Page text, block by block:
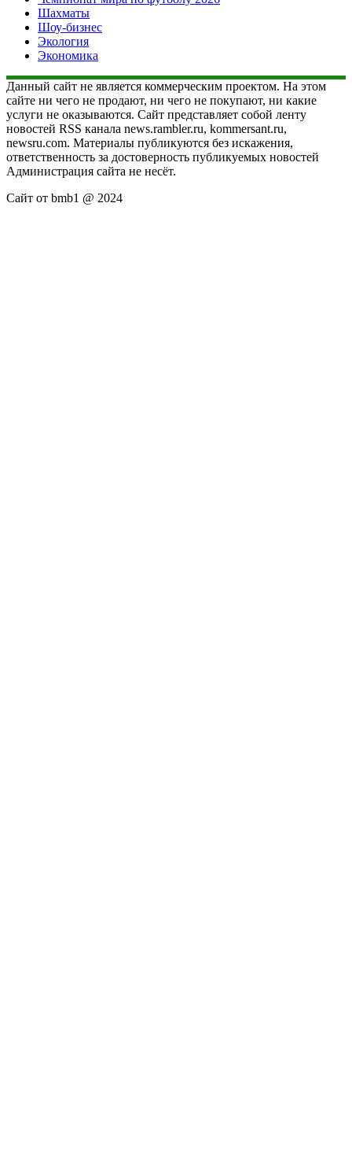
Шахматы
Шоу-бизнес
Экология
Экономика
Данный сайт не является коммерческим проектом. На этом
сайте ни чего не продают, ни чего не покупают, ни какие
услуги не оказываются. Сайт представляет собой ленту
новостей RSS канала news.rambler.ru, kommersant.ru,
newsru.com. Материалы публикуются без искажения,
ответственность за достоверность публикуемых новостей
Администрация сайта не несёт.
Сайт от bmb1 @ 2024